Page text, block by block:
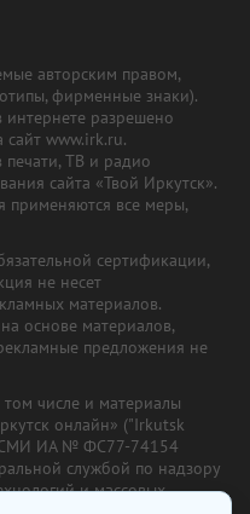
авторским правом,
фирменные знаки).
интернете разрешено
сайт www.irk.ru.
печати, ТВ и радио
сайта «Твой Иркутск».
применяются все меры,
сертификации,
не несет
материалов.
основе материалов,
предложения не
числе и материалы
онлайн» ("Irkutsk
СМИ ИА № ФС77-74154
службой по надзору
и массовых